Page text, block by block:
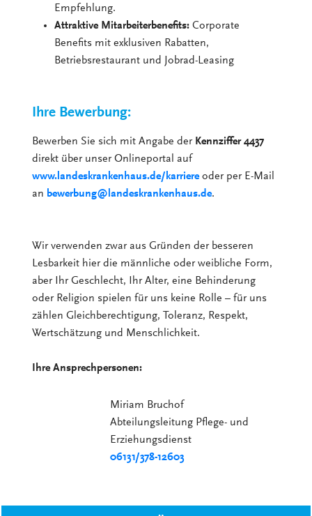
Empfehlung.
Attraktive Mitarbeiterbenefits: Corporate
Benefits mit exklusiven Rabatten,
Betriebsrestaurant und Jobrad-Leasing
Ihre Bewerbung:
Bewerben Sie sich mit Angabe der Kennziffer 4437
direkt über unser Onlineportal auf
www.landeskrankenhaus.de/karriereoder per E-Mail
an bewerbung@landeskrankenhaus.de.
Wir verwenden zwar aus Gründen der besseren
Lesbarkeit hier die männliche oder weibliche Form,
aber Ihr Geschlecht, Ihr Alter, eine Behinderung
oder Religion spielen für uns keine Rolle – für uns
zählen Gleichberechtigung, Toleranz, Respekt,
Wertschätzung und Menschlichkeit.
Ihre Ansprechpersonen:
Miriam Bruchof
Abteilungsleitung Pflege- und
Erziehungsdienst
06131/378-12603